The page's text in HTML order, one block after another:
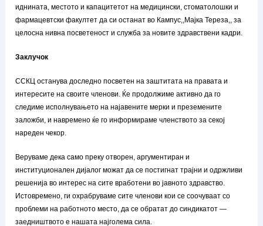
иднината, местото и капацитетот на медицински, стоматолошки и
фармацевтски факултет да си останат во Кампус,,Мајка Тереза,, за
целосна нивна посветеност и служба за новите здравствени кадри.
Заклучок
ССКЦ останува доследно посветен на заштитата на правата и
интересите на своите членови. Ќе продолжиме активно да го
следиме исполнувањето на најавените мерки и преземените
заложби, и навремено ќе го информираме членството за секој
нареден чекор.
Веруваме дека само преку отворен, аргументиран и
институционален дијалог можат да се постигнат трајни и одржливи
решенија во интерес на сите вработени во јавното здравство.
Истовремено, ги охрабруваме сите членови кои се соочуваат со
проблеми на работното место, да се обратат до синдикатот —
заедништвото е нашата најголема сила.